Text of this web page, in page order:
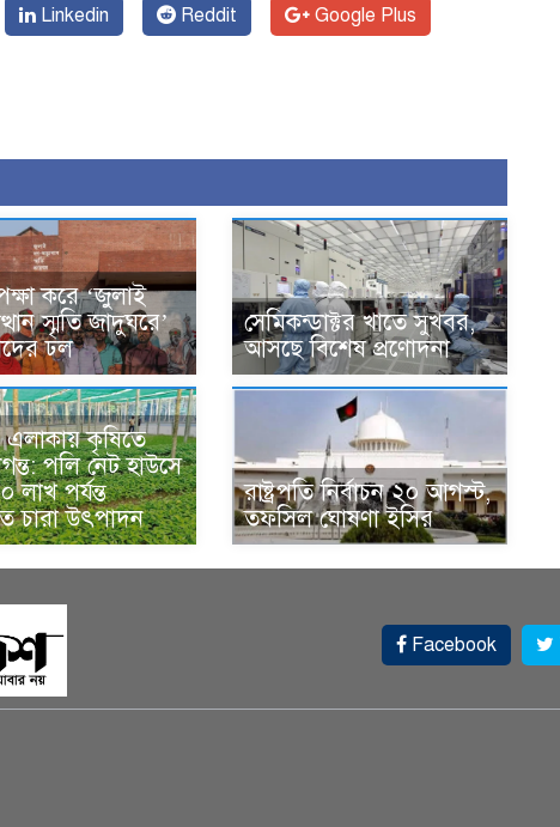
Linkedin Reddit Google Plus
করে ‘জুলাই
স্মৃতি জাদুঘরে’
ঢল
সেমিকন্ডাক্টর খাতে সুখবর,
আসছে বিশেষ প্রণোদনা
এলাকায় কৃষিতে
পলি নেট হাউসে
লাখ পর্যন্ত
চারা উৎপাদন
রাষ্ট্রপতি নির্বাচন ২০ আগস্ট,
তফসিল ঘোষণা ইসির
Facebook